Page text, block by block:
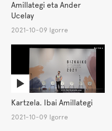
Amillategi eta Ander
Ucelay
2021-10-09 Igorre
Kartzela. Ibai Amillategi
2021-10-09 Igorre